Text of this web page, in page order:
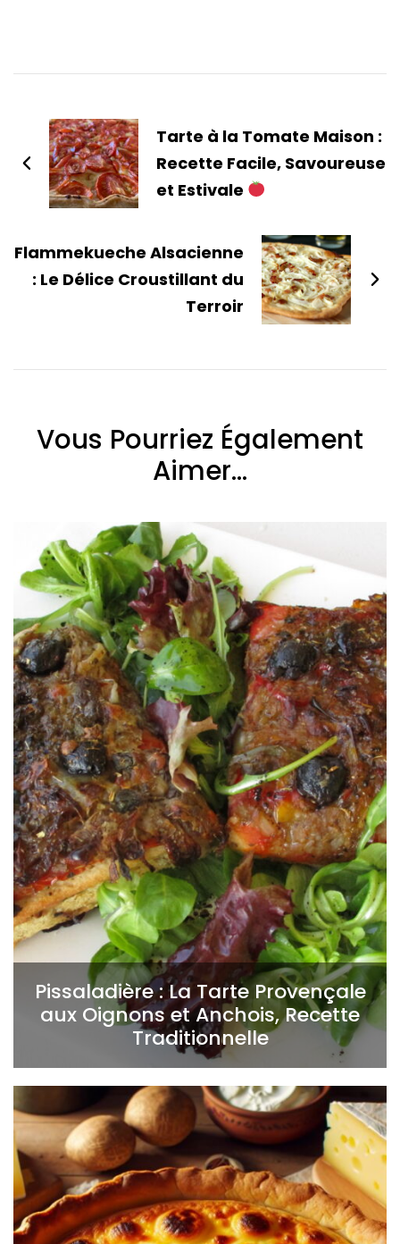
Tarte à la Tomate Maison :
Recette Facile, Savoureuse
et Estivale
Flammekueche Alsacienne
: Le Délice Croustillant du
Terroir
Vous Pourriez Également
Aimer...
Pissaladière : La Tarte Provençale
aux Oignons et Anchois, Recette
Traditionnelle